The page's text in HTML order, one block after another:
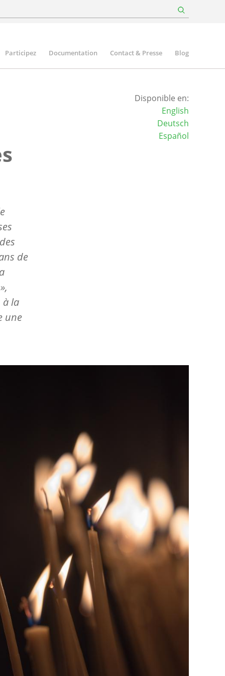
Participez Documentation Contact & Presse Blog
de
à la
une
Disponible en:
English
Deutsch
Español